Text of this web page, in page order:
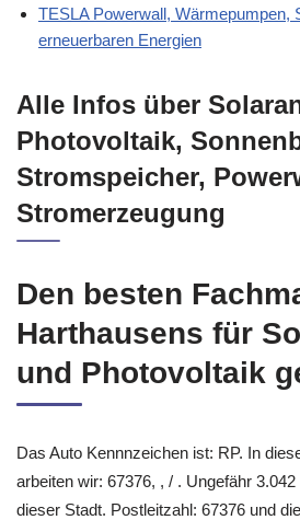
TESLA Powerwall, Wärmepumpen,
erneuerbaren Energien
Alle Infos über
Photovoltaik,
Stromspeicher,
Stromerzeugung
Den besten
Harthausens für
und Photovoltaik
Das Auto Kennnzeichen ist: RP. In
arbeiten wir: 67376, , / . Ungefähr
dieser Stadt. Postleitzahl: 67376 und